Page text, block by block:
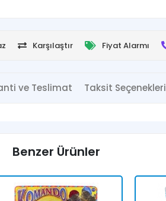
Karşılaştır Fiyat Alarmı
ve Teslimat Taksit Seçenekleri
Benzer Ürünler